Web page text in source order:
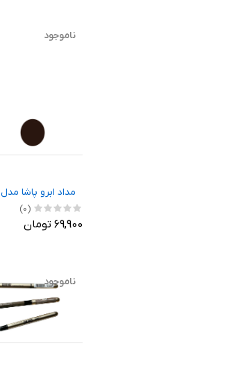
ناموجود
مداد ابرو پاشا مدل 01
(0)
69,900 تومان
ناموجود